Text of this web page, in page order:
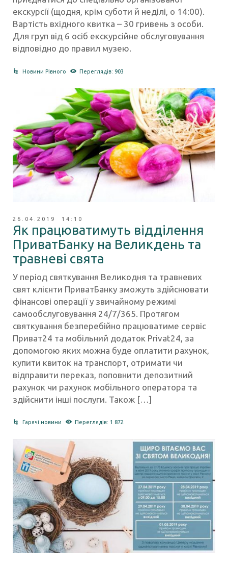
екскурсії (щодня, крім суботи й неділі, о 14:00).
Вартість вхідного квитка – 30 гривень з особи.
Для груп від 6 осіб екскурсійне обслуговування
відповідно до правил музею.
Новини Рівного Переглядів: 903
26.04.2019 14:10
Як працюватимуть відділення
ПриватБанку на Великдень та
травневі свята
У період святкування Великодня та травневих
свят клієнти ПриватБанку зможуть здійснювати
фінансові операції у звичайному режимі
самообслуговування 24/7/365. Протягом
святкування безперебійно працюватиме сервіс
Приват24 та мобільний додаток Privat24, за
допомогою яких можна буде оплатити рахунок,
купити квиток на транспорт, отримати чи
відправити переказ, поповнити депозитний
рахунок чи рахунок мобільного оператора та
здійснити інші послуги. Також […]
Гарячі новини Переглядів: 1 872